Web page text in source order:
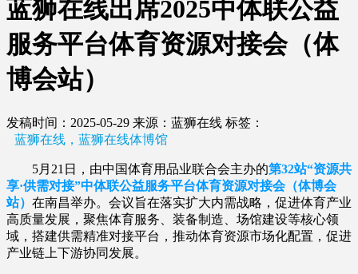
蓝狮在线出席2025中体联公益
服务平台体育资源对接会（体
博会站）
发稿时间：2025-05-29 来源：蓝狮在线 标签：
蓝狮在线，蓝狮在线体博馆
5月21日，由中国体育用品业联合会主办的第32站“资源共
享·供需对接”中体联公益服务平台体育资源对接会（体博会
站） 在南昌举办。会议旨在落实扩大内需战略，促进体育产业
高质量发展，聚焦体育服务、装备制造、场馆建设等核心领
域，搭建供需精准对接平台，推动体育资源市场化配置，促进
产业链上下游协同发展。